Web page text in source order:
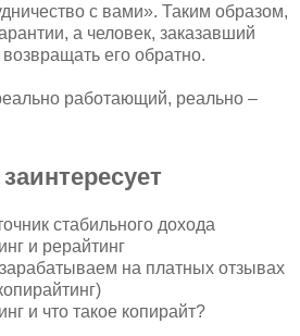
с вами». Таким образом,
а человек, заказавший
его обратно.
работающий, реально –
стабильного дохода
и рерайтинг
на платных отзывах
и что такое копирайт?